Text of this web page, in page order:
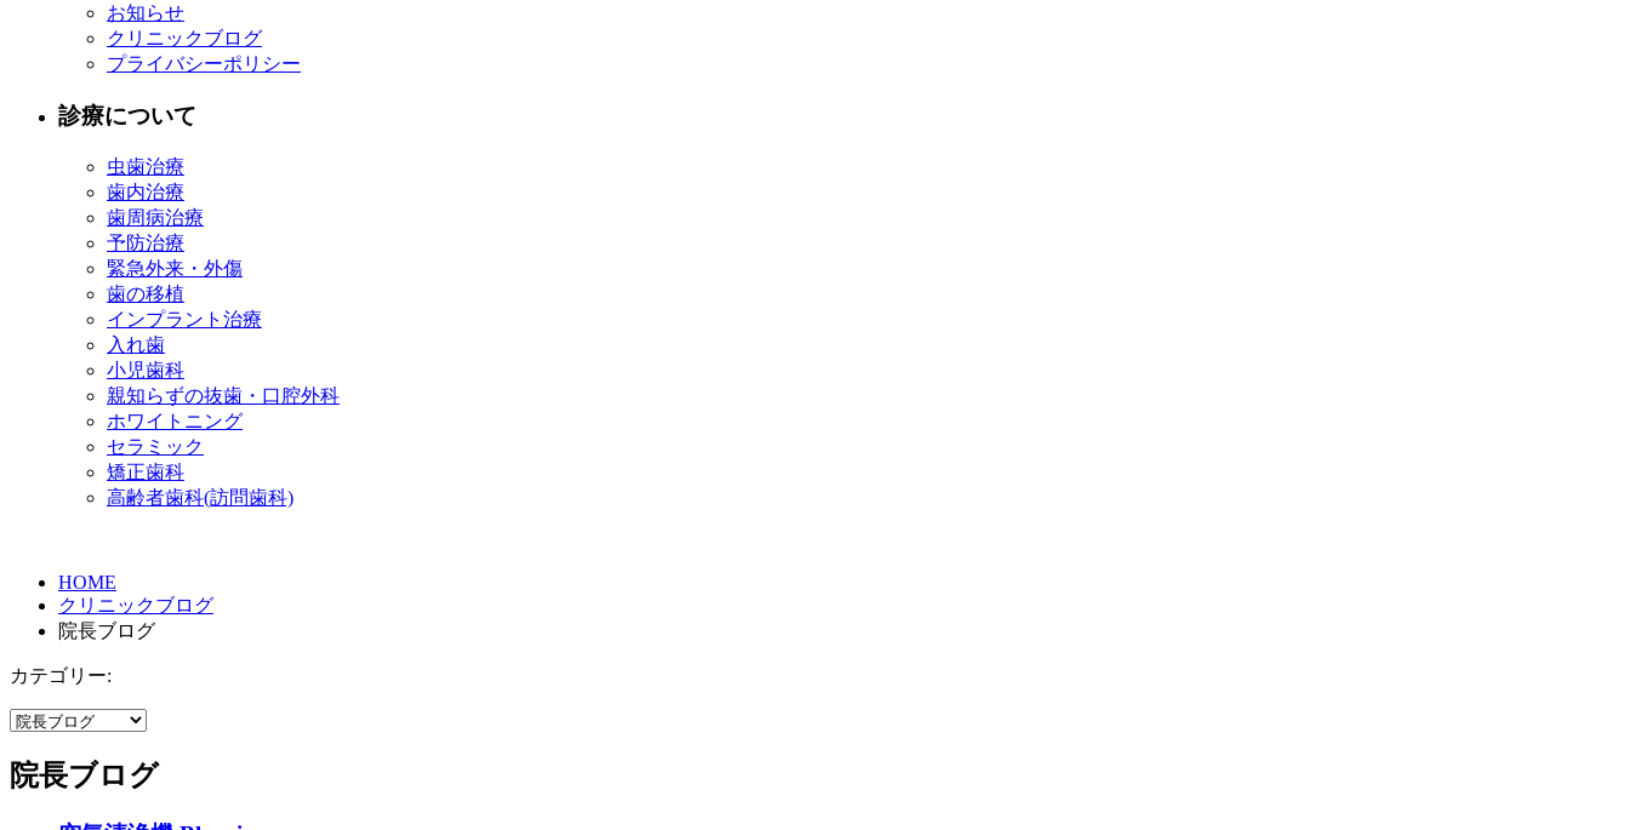
お知らせ
クリニックブログ
プライバシーポリシー
診療について
虫歯治療
歯内治療
歯周病治療
予防治療
緊急外来・外傷
歯の移植
インプラント治療
入れ歯
小児歯科
親知らずの抜歯・口腔外科
ホワイトニング
セラミック
矯正歯科
高齢者歯科(訪問歯科)
HOME
クリニックブログ
院長ブログ
カテゴリー:
院長ブログ